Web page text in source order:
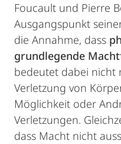
Foucault und Pierre
Ausgangspunkt
die Annahme, dass
grundlegende
bedeutet dabei nicht
Verletzung von
Möglichkeit oder
Verletzungen.
dass Macht nicht